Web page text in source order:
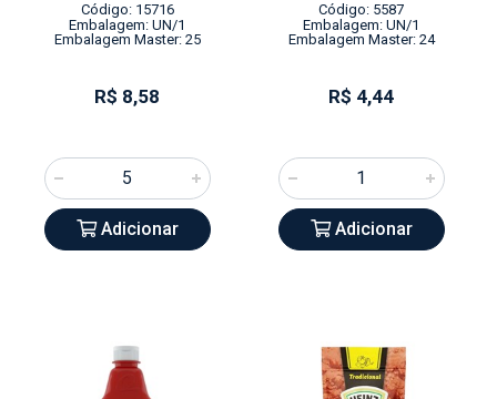
Código: 15716
Embalagem: UN/1
Embalagem Master: 25
R$ 8,58
Adicionar
Código: 5587
Embalagem: UN/1
Embalagem Master: 24
R$ 4,44
Adicionar